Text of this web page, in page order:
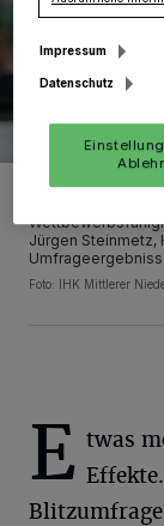
„Die richtige
Jürgen Steinmetz,
Foto: IHK Mittlerer
E twas
Impressum
Datenschutz